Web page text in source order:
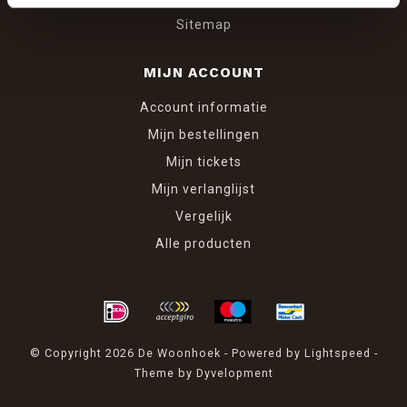
Sitemap
MIJN ACCOUNT
Account informatie
Mijn bestellingen
Mijn tickets
Mijn verlanglijst
Vergelijk
Alle producten
© Copyright 2026 De Woonhoek - Powered by Lightspeed -
Theme by Dyvelopment